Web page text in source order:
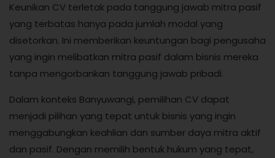
Keunikan CV terletak pada tanggung jawab mitra pasif
yang terbatas hanya pada jumlah modal yang
disetorkan. Ini memberikan keuntungan bagi pengusaha
yang ingin melibatkan mitra pasif dalam bisnis mereka
tanpa mengorbankan tanggung jawab pribadi.
Dalam konteks Banyuwangi, pemilihan CV dapat
menjadi pilihan yang tepat untuk bisnis yang ingin
menggabungkan keahlian dan sumber daya mitra aktif
dan pasif. Dengan memilih bentuk hukum yang tepat,